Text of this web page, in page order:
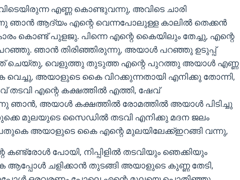
എണ്ണ കൊണ്ടുവന്നു, അവിടെ ചാരി
ഞാൻ ആദ്യം എന്റെ വെന്നപോലുള്ള കാലിൽ തെക്കൻ
കൊണ്ട് പുളജു. പിന്നെ എന്റെ കൈയിലും തേച്ചു, എന്റെ
ഞാൻ തിരിഞ്ഞിരുന്നു, അയാൾ പറഞ്ഞു ഉടുപ്പ്
ചെയ്തു, വെളുത്തു തുടുത്ത എന്റെ പുറത്തു അയാൾ എണ്ണ
അയാളുടെ കൈ വിറക്കുന്നതായി എനിക്കു തോന്നി,
തടവി എന്റെ കക്ഷത്തിൽ എത്തി, ഷേവ്
ഞാൻ, അയാൾ കക്ഷത്തിൽ രോമത്തിൽ അയാൾ പിടിച്ചു
മുലയുടെ സൈഡിൽ തടവി എനിക്കു മദന ജലം
അയാളുടെ കൈ എന്റെ മുലയിലേക്ക്ഇറങ്ങി വന്നു,
കണ്ട്രോൾ പോയി, നിപ്പിളിൽ തടവിയും ഞെക്കിയും
ചളിക്കാൻ തുടങ്ങി അയാളുടെ കുണ്ണ തേടി,